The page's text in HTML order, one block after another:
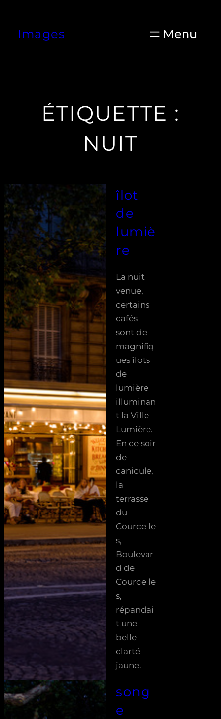
contenu
Images
ÉTIQUETTE :
NUIT
îlot
de
lumiè
re
La nuit
venue,
certains
cafés
sont de
magnifiq
ues îlots
de
lumière
illuminan
t la Ville
Lumière.
En ce soir
de
canicule,
la
terrasse
du
Courcelle
s,
Boulevar
d de
Courcelle
s,
répandai
t une
belle
clarté
jaune.
song
e